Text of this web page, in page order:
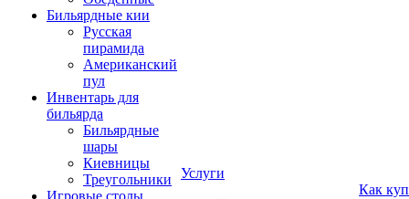
Бильярдные кии
Русская
пирамида
Американский
пул
Инвентарь для
бильярда
Бильярдные
шары
Киевницы
Треугольники
Игровые столы
Услуги
Как